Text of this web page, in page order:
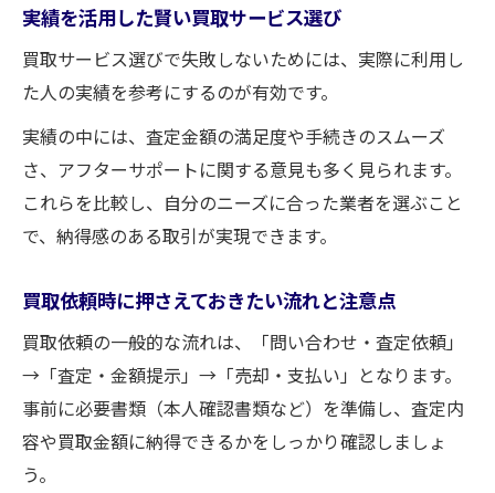
実績を活用した賢い買取サービス選び
買取サービス選びで失敗しないためには、実際に利用し
た人の実績を参考にするのが有効です。
実績の中には、査定金額の満足度や手続きのスムーズ
さ、アフターサポートに関する意見も多く見られます。
これらを比較し、自分のニーズに合った業者を選ぶこと
で、納得感のある取引が実現できます。
買取依頼時に押さえておきたい流れと注意点
買取依頼の一般的な流れは、「問い合わせ・査定依頼」
→「査定・金額提示」→「売却・支払い」となります。
事前に必要書類（本人確認書類など）を準備し、査定内
容や買取金額に納得できるかをしっかり確認しましょ
う。